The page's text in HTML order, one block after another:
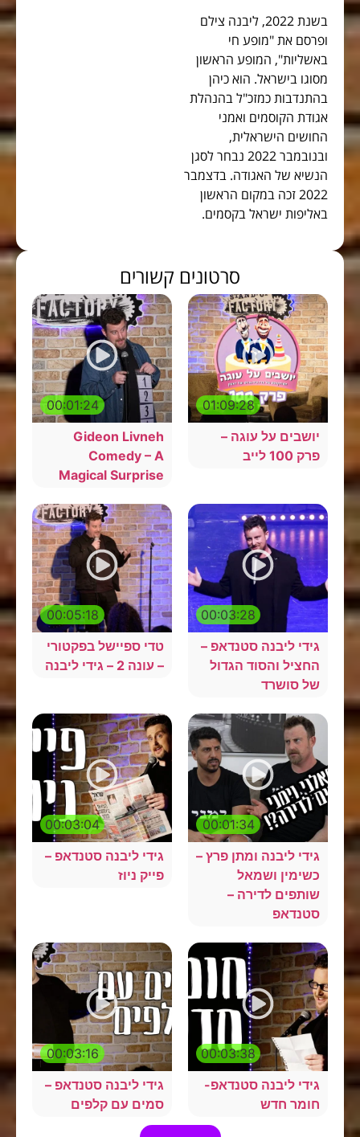
בשנת 2022, ליבנה צילם
ופרסם את "מופע חי
באשליות", המופע הראשון
מסוגו בישראל. הוא כיהן
בהתנדבות כמזכ"ל בהנהלת
אגודת הקוסמים ואמני
החושים הישראלית,
ובנובמבר 2022 נבחר לסגן
הנשיא של האגודה. בדצמבר
2022 זכה במקום הראשון
באליפות ישראל בקסמים.
סרטונים קשורים
01:09:28
יושבים על עוגה –
פרק 100 לייב
00:01:24
Gideon Livneh
Comedy – A
Magical Surprise
00:03:28
גידי ליבנה סטנדאפ –
החציל והסוד הגדול
של סושרד
00:05:18
טדי ספיישל בפקטורי
– עונה 2 – גידי ליבנה
00:01:34
גידי ליבנה ומתן פרץ –
כשימין ושמאל
שותפים לדירה –
סטנדאפ
00:03:04
גידי ליבנה סטנדאפ –
פייק ניוז
00:03:38
גידי ליבנה סטנדאפ-
חומר חדש
00:03:16
גידי ליבנה סטנדאפ –
סמים עם קלפים